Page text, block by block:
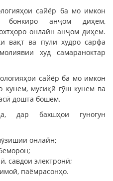
сайёр ба мо имкон
бонкиро анҷом диҳем,
онлайн анҷом диҳем.
вақт ва пули худро сарфа
худ самараноктар
сайёр ба мо имкон
мусиқӣ гӯш кунем ва
дошта бошем.
дар бахшҳои гуногун
онлайн;
савдои электронӣ;
паёмрасонҳо.